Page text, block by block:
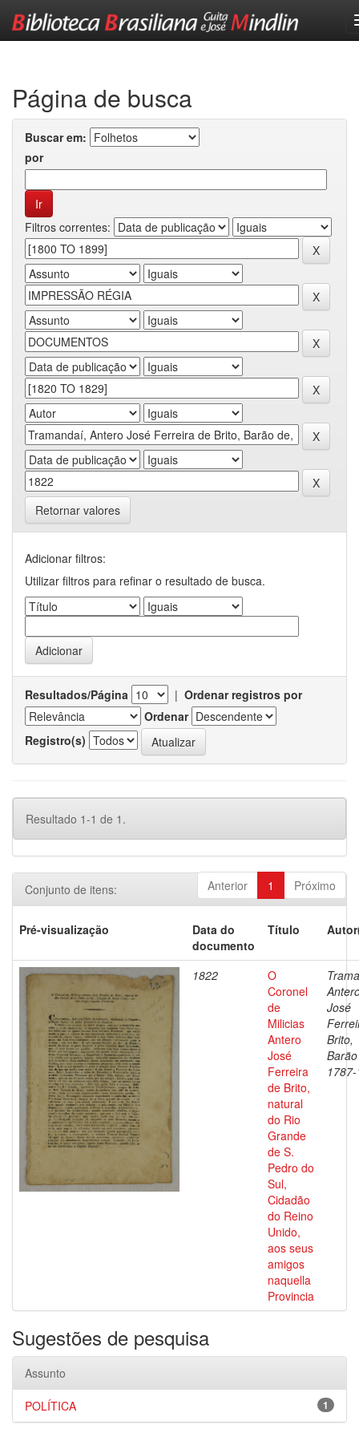
Página de busca
Buscar em:
por
Filtros correntes:
Retornar valores
Adicionar filtros:
Utilizar filtros para refinar o resultado de busca.
Resultados/Página | Ordenar registros por
Ordenar
Registro(s)
Resultado 1-1 de 1.
Anterior 1 Próximo
Conjunto de itens:
Pré-visualização
Data do
documento
Título
1822
O
Coronel
de
Milicias
Antero
José
Ferreira
de Brito,
natural
do Rio
Grande
de S.
Pedro do
Sul,
Cidadão
do Reino
Unido,
aos seus
amigos
naquella
Provincia
José
Brito,
Sugestões de pesquisa
Assunto
1
POLÍTICA